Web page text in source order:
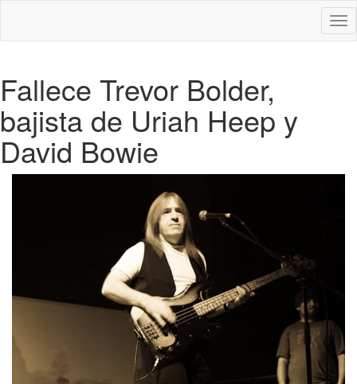
Fallece Trevor Bolder,
bajista de Uriah Heep y
David Bowie